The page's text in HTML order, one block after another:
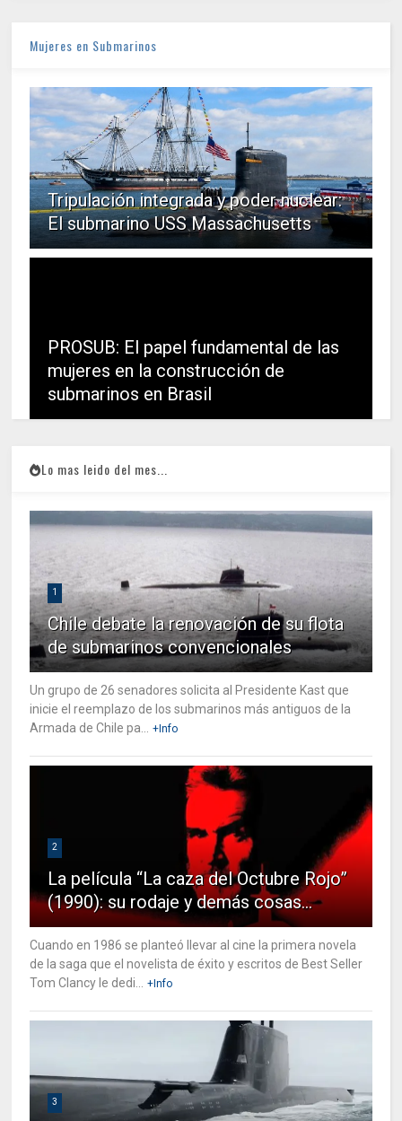
Mujeres en Submarinos
Tripulación integrada y poder nuclear:
El submarino USS Massachusetts
PROSUB: El papel fundamental de las
mujeres en la construcción de
submarinos en Brasil
Lo mas leido del mes...
1
Chile debate la renovación de su flota
de submarinos convencionales
Un grupo de 26 senadores solicita al Presidente Kast que
inicie el reemplazo de los submarinos más antiguos de la
Armada de Chile pa...
+Info
2
La película “La caza del Octubre Rojo”
(1990): su rodaje y demás cosas…
Cuando en 1986 se planteó llevar al cine la primera novela
de la saga que el novelista de éxito y escritos de Best Seller
Tom Clancy le dedi...
+Info
3